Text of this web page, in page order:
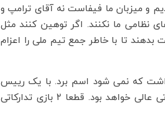
و میزبان ما فیفاست نه آقای ترامپ و
نظامی ما نکنند. اگر توهین کنند مثل
تا با خاطر جمع تیم ملی را اعزام
ملی نیز گفت: در ترکیه ۲ بازی خواهیم داشت که نمی شود اسم برد. با یک رییس
فدراسیون صحبت کردم و قرار است جواب بدهند. اگر بشود یک بازی تدارکاتی عالی خواهد بود. قطعا ۲ بازی تدارکاتی